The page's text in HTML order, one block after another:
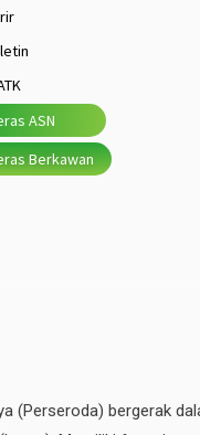
ASN
Berkawan
(Perseroda) bergerak